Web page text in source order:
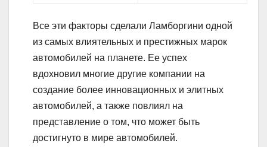
Все эти факторы сделали Ламборгини одной
из самых влиятельных и престижных марок
автомобилей на планете. Ее успех
вдохновил многие другие компании на
создание более инновационных и элитных
автомобилей, а также повлиял на
представление о том, что может быть
достигнуто в мире автомобилей.